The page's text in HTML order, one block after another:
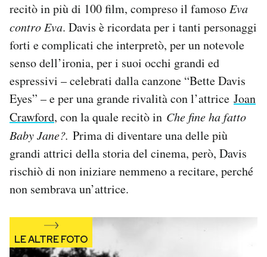
AREA PERSONALE
Area Personale
Notifiche mobile
Regala il Post
Hai bisogno di aiuto?
Esci
recitò in più di 100 film, compreso il famoso Eva
contro Eva. Davis è ricordata per i tanti personaggi
forti e complicati che interpretò, per un notevole
senso dell’ironia, per i suoi occhi grandi ed
espressivi – celebrati dalla canzone “Bette Davis
Eyes” – e per una grande rivalità con l’attrice Joan
Crawford, con la quale recitò in Che fine ha fatto
Baby Jane?. Prima di diventare una delle più
grandi attrici della storia del cinema, però, Davis
rischiò di non iniziare nemmeno a recitare, perché
non sembrava un’attrice.